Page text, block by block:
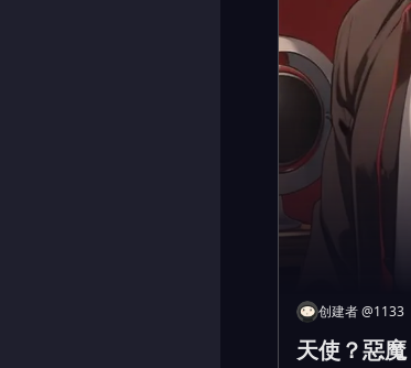
创建者@1133
天使？惡